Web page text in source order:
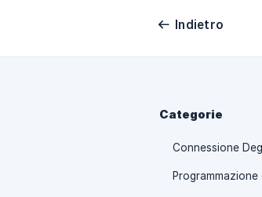
Indietro
Categorie